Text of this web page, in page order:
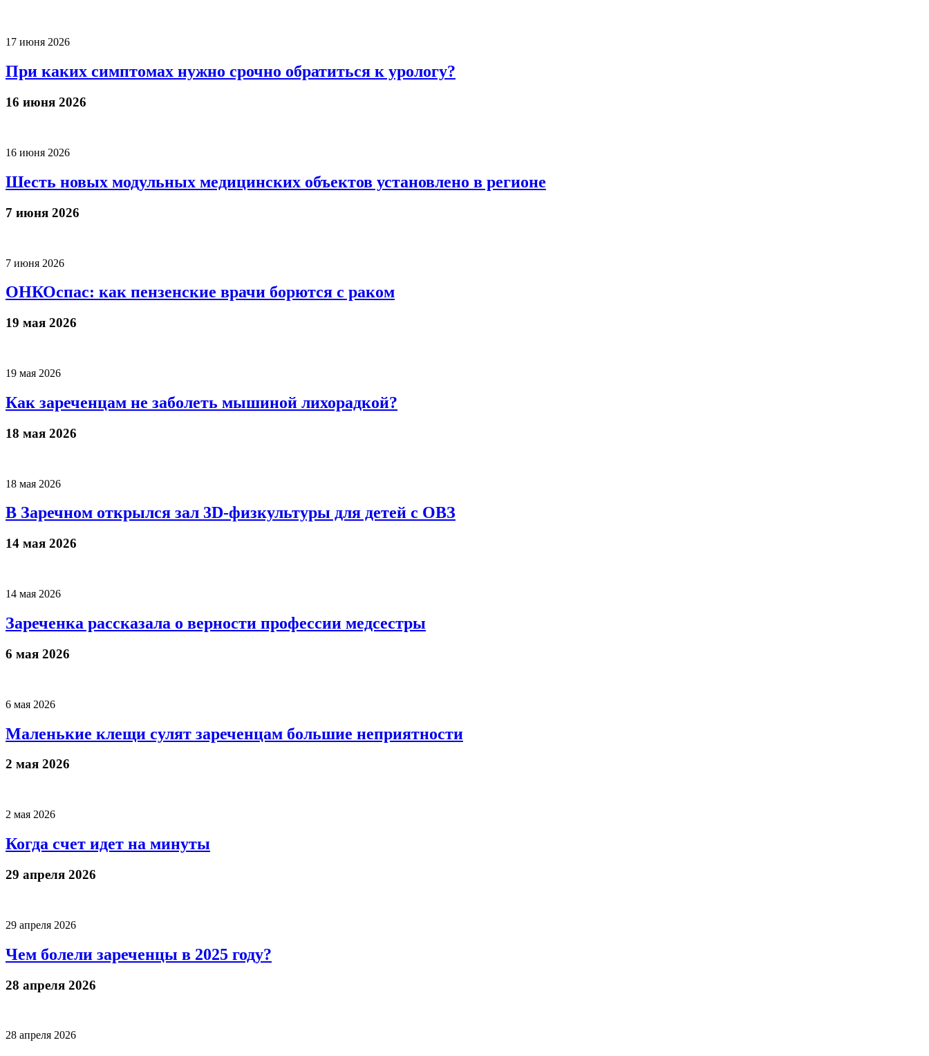
17 июня 2026
При каких симптомах нужно срочно обратиться к урологу?
16 июня 2026
16 июня 2026
Шесть новых модульных медицинских объектов установлено в регионе
7 июня 2026
7 июня 2026
ОНКОспас: как пензенские врачи борются с раком
19 мая 2026
19 мая 2026
Как зареченцам не заболеть мышиной лихорадкой?
18 мая 2026
18 мая 2026
В Заречном открылся зал 3D-физкультуры для детей с ОВЗ
14 мая 2026
14 мая 2026
Зареченка рассказала о верности профессии медсестры
6 мая 2026
6 мая 2026
Маленькие клещи сулят зареченцам большие неприятности
2 мая 2026
2 мая 2026
Когда счет идет на минуты
29 апреля 2026
29 апреля 2026
Чем болели зареченцы в 2025 году?
28 апреля 2026
28 апреля 2026